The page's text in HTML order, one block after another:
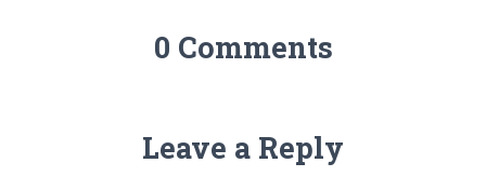
0 Comments
Leave a Reply